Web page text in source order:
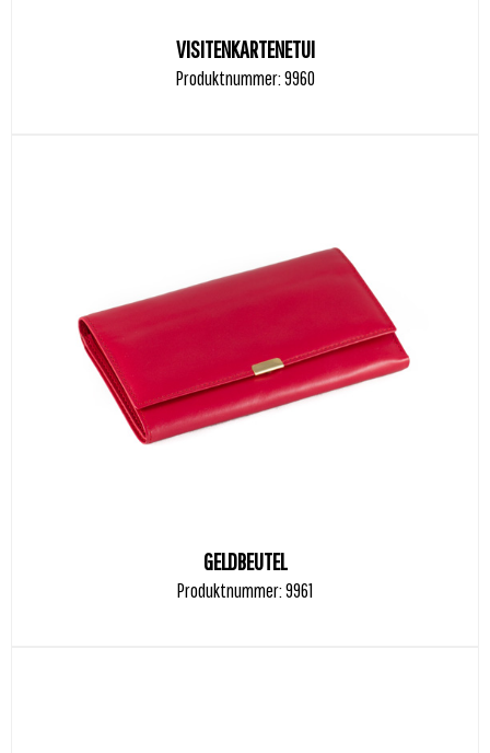
VISITENKARTENETUI
Produktnummer: 9960
GELDBEUTEL
Produktnummer: 9961